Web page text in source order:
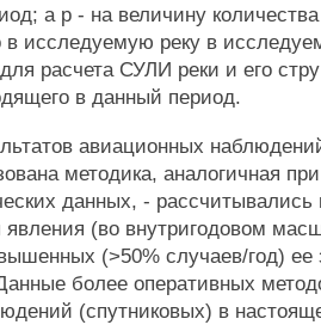
а р - на величину
в исследуемую реку в
расчета СУЛИ реки и его
в данный период.
авиационных
методика, аналогичная
данных, - рассчитывались
(во внутригодовом
(>50% случаев/год)
более оперативных
(спутниковых) в